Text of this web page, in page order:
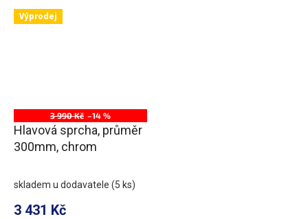
Výprodej
3 990 Kč –14 %
Hlavová sprcha, průměr
300mm, chrom
skladem u dodavatele (5 ks)
3 431 Kč